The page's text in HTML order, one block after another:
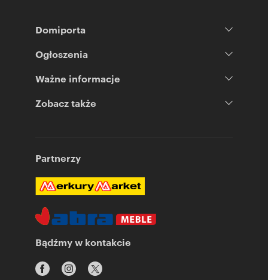
Domiporta
Ogłoszenia
Ważne informacje
Zobacz także
Partnerzy
Bądźmy w kontakcie